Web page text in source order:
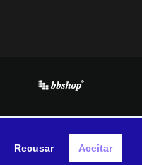
Recusar Aceitar